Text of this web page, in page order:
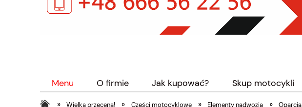
Menu O firmie Jak kupować? Skup motocykli
» Wielka przecena! » Części motocyklowe » Elementy nadwozia » Oparcia